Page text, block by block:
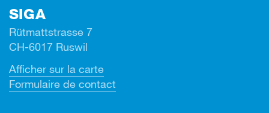
SIGA
Rütmattstrasse 7
CH-6017 Ruswil
Afficher sur la carte
Formulaire de contact